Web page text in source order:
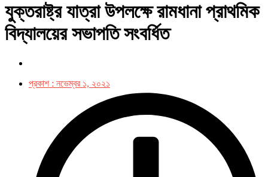
যুক্তরাষ্ট্র যাত্রা উপলক্ষে রামধানা প্রাথমিক
বিদ্যালয়ের সভাপতি সংবর্ধিত
প্রকাশ : নভেম্বর ১, ২০২১